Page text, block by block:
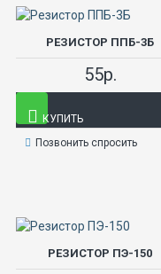
РЕЗИСТОР ППБ-3Б
55р.
КУПИТЬ
Позвонить спросить
РЕЗИСТОР ПЭ-150